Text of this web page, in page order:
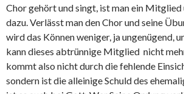
Chor gehört und singt, ist man ein Mitglied
dazu. Verlässt man den Chor und seine
wird das Können weniger, ja ungenügend,
kann dieses abtrünnige Mitglied nicht
kommt also nicht durch die fehlende
sondern ist die alleinige Schuld des